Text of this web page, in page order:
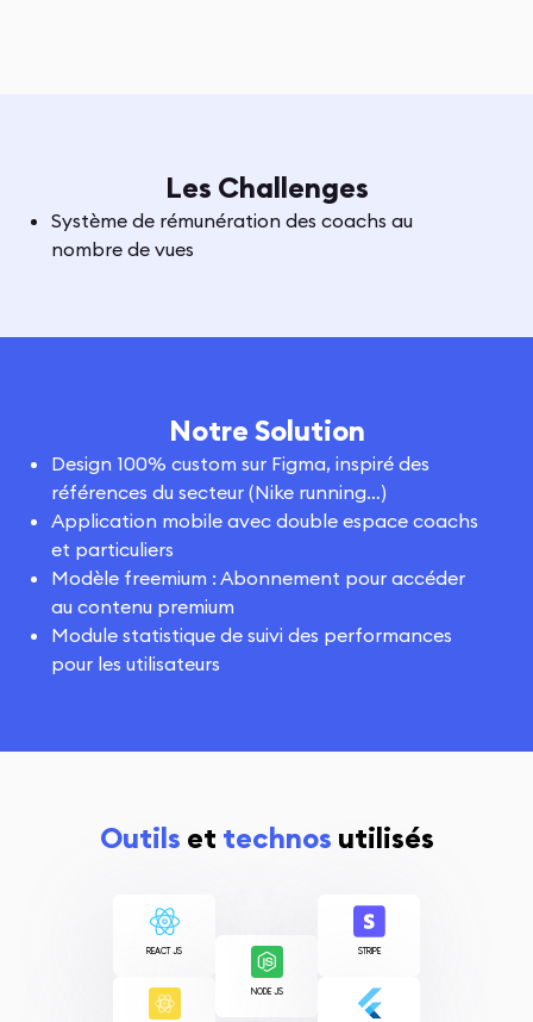
Les Challenges
Système de rémunération des coachs au
nombre de vues
Notre Solution
Design 100% custom sur Figma, inspiré des
références du secteur (Nike running…)
Application mobile avec double espace coachs
et particuliers
Modèle freemium : Abonnement pour accéder
au contenu premium
Module statistique de suivi des performances
pour les utilisateurs
Outils et technos utilisés
REACT JS
NODE JS
STRIPE